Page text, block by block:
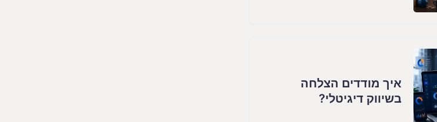
איך מודדים הצלחה
בשיווק דיגיטלי?